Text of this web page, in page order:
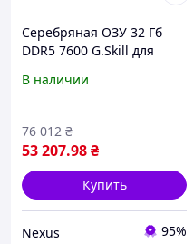
Серебряная ОЗУ 32 Гб
DDR5 7600 G.Skill для
M87027A12
В наличии
53 207.98₴
76 012 ₴
Купить
Nexus 95%